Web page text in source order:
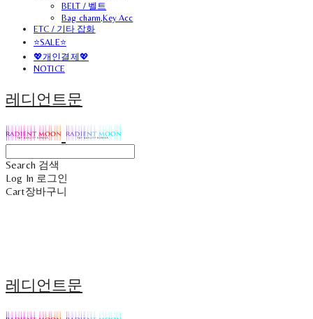
BELT / 벨트
Bag charm,Key Acc
ETC / 기타 잡화
⭐SALE⭐
💖개인결제💖
NOTICE
레디언트문
Search 검색
Log In 로그인
Cart장바구니
레디언트문